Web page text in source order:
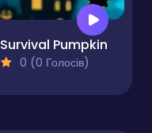
Survival Pumpkin
0 (0 Голосів)